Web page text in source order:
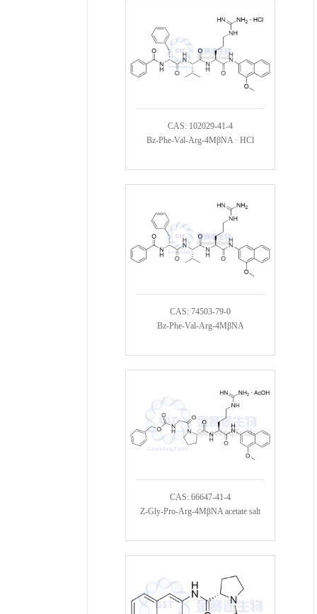
CAS: 102029-41-4
Bz-Phe-Val-Arg-4MβNA · HCl
CAS: 74503-79-0
Bz-Phe-Val-Arg-4MβNA
CAS: 66647-41-4
Z-Gly-Pro-Arg-4MβNA acetate salt